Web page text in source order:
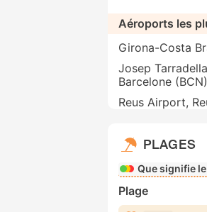
Aéroports les
Girona-Costa
Josep
Barcelone (BCN)
Reus Airport,
PLAGES
Que signifie
Plage